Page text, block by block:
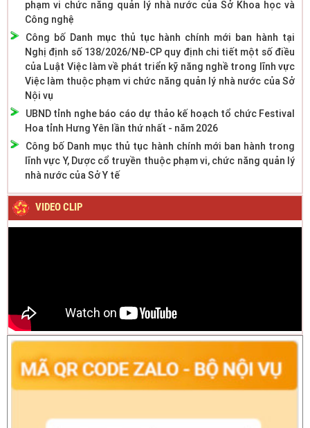
phạm vi chức năng quản lý nhà nước của Sở Khoa học và
Công nghệ
Công bố Danh mục thủ tục hành chính mới ban hành tại
Nghị định số 138/2026/NĐ-CP quy định chi tiết một số điều
của Luật Việc làm về phát triển kỹ năng nghề trong lĩnh vực
Việc làm thuộc phạm vi chức năng quản lý nhà nước của Sở
Nội vụ
UBND tỉnh nghe báo cáo dự thảo kế hoạch tổ chức Festival
Hoa tỉnh Hưng Yên lần thứ nhất - năm 2026
Công bố Danh mục thủ tục hành chính mới ban hành trong
lĩnh vực Y, Dược cổ truyền thuộc phạm vi, chức năng quản lý
nhà nước của Sở Y tế
VIDEO CLIP